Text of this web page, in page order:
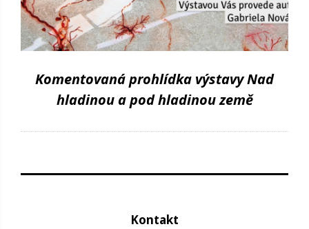
Komentovaná prohlídka výstavy Nad
hladinou a pod hladinou země
Kontakt